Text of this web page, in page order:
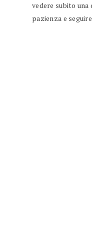
vedere subito una
pazienza e